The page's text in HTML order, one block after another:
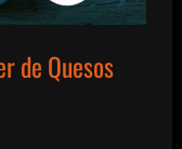
de Quesos